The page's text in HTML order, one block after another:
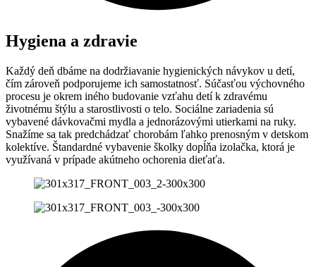
Hygiena a zdravie
Každý deň dbáme na dodržiavanie hygienických návykov u detí,
čím zároveň podporujeme ich samostatnosť. Súčasťou výchovného
procesu je okrem iného budovanie vzťahu detí k zdravému
životnému štýlu a starostlivosti o telo. Sociálne zariadenia sú
vybavené dávkovačmi mydla a jednorázovými utierkami na ruky.
Snažíme sa tak predchádzať chorobám ľahko prenosným v detskom
kolektíve. Štandardné vybavenie školky dopĺňa izolačka, ktorá je
využívaná v prípade akútneho ochorenia dieťaťa.